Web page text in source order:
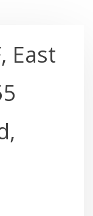
East